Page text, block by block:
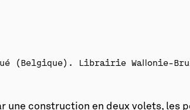
(Belgique). Librairie Wallonie-
une construction en deux volets, les